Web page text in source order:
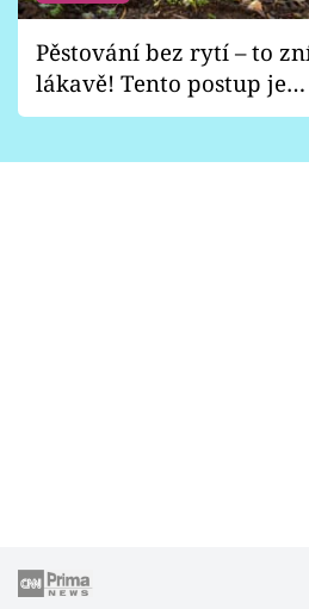
Pěstování bez rytí – to
lákavě! Tento postup je
vhodný jen pro některé